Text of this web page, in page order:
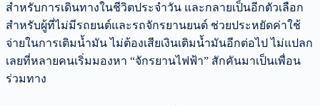
สำหรับการเดินทางในชีวิตประจำวัน และกลายเป็นอีกตัวเลือก
สำหรับผู้ที่ไม่มีรถยนต์และรถจักรยานยนต์ ช่วยประหยัดค่าใช้
จ่ายในการเติมน้ำมัน ไม่ต้องเสียเงินเติมน้ำมันอีกต่อไป ไม่แปลก
เลยที่หลายคนเริ่มมองหา “จักรยานไฟฟ้า” สักคันมาเป็นเพื่อน
ร่วมทาง